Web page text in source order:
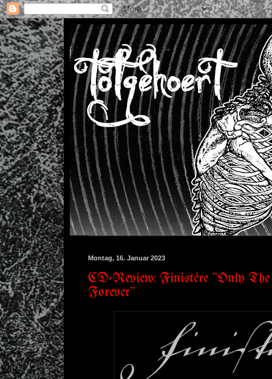
Montag, 16. Januar 2023
CD-Review: Finistère "Only
Forever"